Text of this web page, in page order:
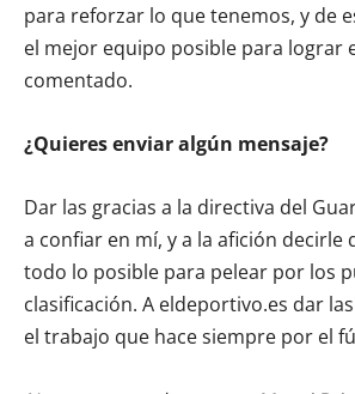
para reforzar lo que tenemos, y de
el mejor equipo posible para lograr
comentado.
¿Quieres enviar algún mensaje?
Dar las gracias a la directiva del
a confiar en mí, y a la afición decirle
todo lo posible para pelear por los
clasificación. A eldeportivo.es dar
el trabajo que hace siempre por el